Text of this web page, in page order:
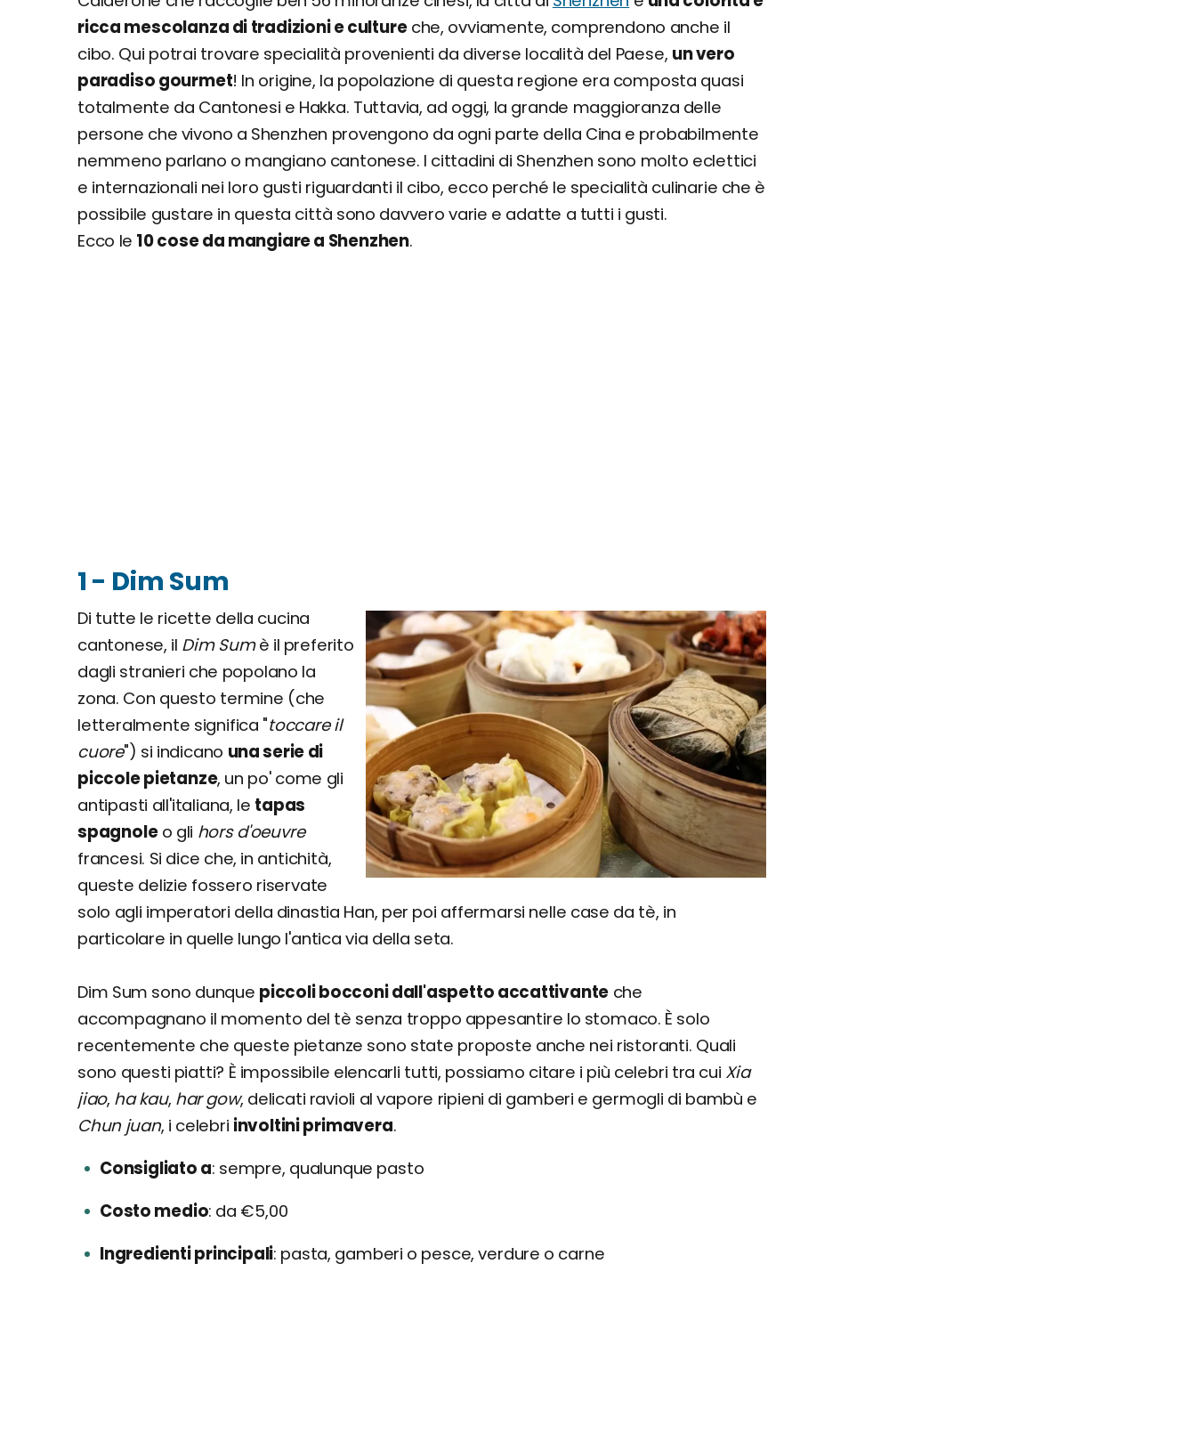
ricca mescolanza di tradizioni e cultureche, ovviamente, comprendono anche il
cibo. Qui potrai trovare specialità provenienti da diverse località del Paese, un vero
paradiso gourmet! In origine, la popolazione di questa regione era composta quasi
totalmente da Cantonesi e Hakka. Tuttavia, ad oggi, la grande maggioranza delle
persone che vivono a Shenzhen provengono da ogni parte della Cina e probabilmente
nemmeno parlano o mangiano cantonese. I cittadini di Shenzhen sono molto eclettici
e internazionali nei loro gusti riguardanti il cibo, ecco perché le specialità culinarie che è
possibile gustare in questa città sono davvero varie e adatte a tutti i gusti.
Ecco le 10 cose da mangiare a Shenzhen.
1 - Dim Sum
Di tutte le ricette della cucina
cantonese, il Dim Sumè il preferito
dagli stranieri che popolano la
zona. Con questo termine (che
letteralmente significa "toccare il
cuore") si indicano una serie di
piccole pietanze, un po' come gli
antipasti all'italiana, le tapas
spagnoleo gli hors d'oeuvre
francesi. Si dice che, in antichità,
queste delizie fossero riservate
solo agli imperatori della dinastia Han, per poi affermarsi nelle case da tè, in
particolare in quelle lungo l'antica via della seta.
Dim Sum sono dunque piccoli bocconi dall'aspetto accattivante che
accompagnano il momento del tè senza troppo appesantire lo stomaco. È solo
recentemente che queste pietanze sono state proposte anche nei ristoranti. Quali
sono questi piatti? È impossibile elencarli tutti, possiamo citare i più celebri tra cui Xia
jiao, ha kau, har gow, delicati ravioli al vapore ripieni di gamberi e germogli di bambù e
Chun juan, i celebri involtini primavera.
Consigliato a sempre, qualunque pasto
Costo medio da €5,00
Ingredienti principali pasta, gamberi o pesce, verdure o carne